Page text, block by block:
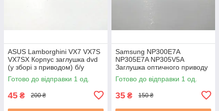
ASUS Lamborghini VX7 VX7S
VX7SX Корпус заглушка dvd
(у зборі з приводом) б/у
Готово до відправки 1 од.
45 ₴ 200 ₴
Samsung NP300E7A
NP305E7A NP305V5A
Заглушка оптичного приводу
бу
Готово до відправки 1 од.
35 ₴ 150 ₴